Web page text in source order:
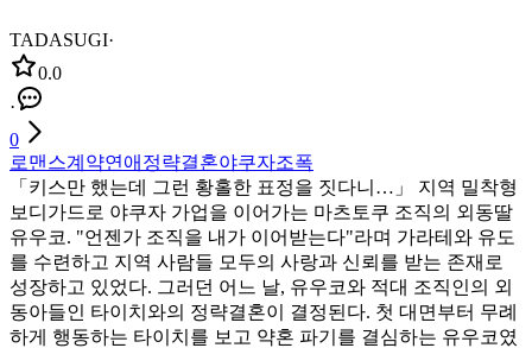
TADASUGI·
0.0
·
0
로맨스계약연애 정략결혼야쿠자조폭
「키스만 했는데 그런 황홀한 표정을 짓다니…」 지역 밀착형
보디가드로 야쿠자 가업을 이어가는 마츠토쿠 조직의 외동딸
유우코. "언젠가 조직을 내가 이어받는다"라며 가라테와 유도
를 수련하고 지역 사람들 모두의 사랑과 신뢰를 받는 존재로
성장하고 있었다. 그러던 어느 날, 유우코와 적대 조직인의 외
동아들인 타이치와의 정략결혼이 결정된다. 첫 대면부터 무례
하게 행동하는 타이치를 보고 약혼 파기를 결심하는 유우코였